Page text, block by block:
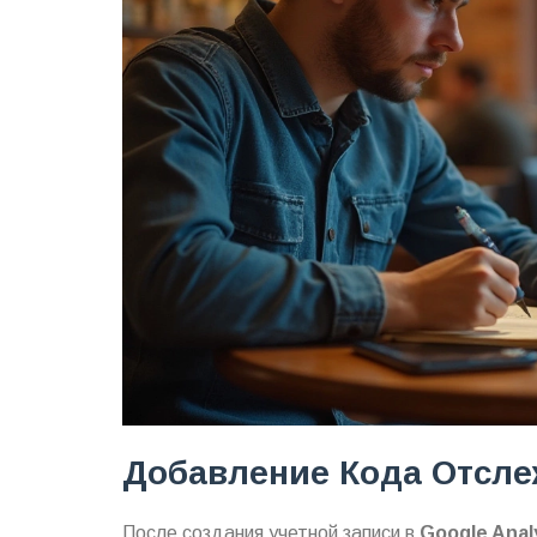
Добавление Кода
После создания учетной записи в Google